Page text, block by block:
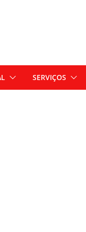
SERVIÇOS